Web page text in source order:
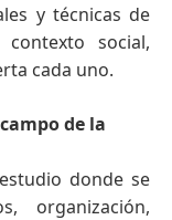
y técnicas de
social,
cada uno.
de la
donde se
organización,